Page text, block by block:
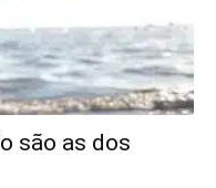
são as dos